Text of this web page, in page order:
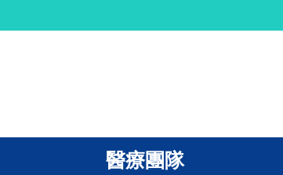
醫療團隊